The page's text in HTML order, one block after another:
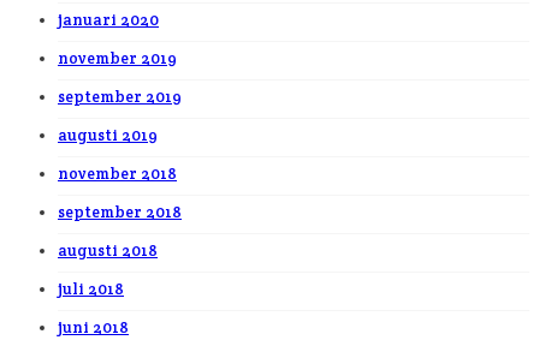
januari 2020
november 2019
september 2019
augusti 2019
november 2018
september 2018
augusti 2018
juli 2018
juni 2018